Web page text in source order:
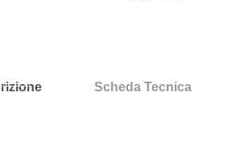
Scheda Tecnica